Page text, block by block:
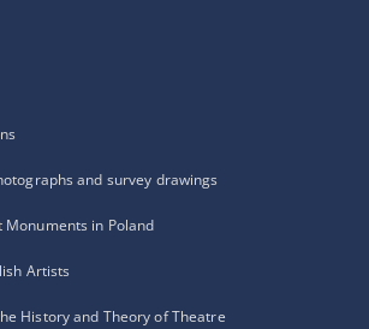
and survey drawings
in Poland
Artists
History and Theory of Theatre